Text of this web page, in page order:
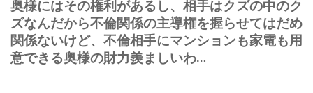
奥様にはその権利があるし、相手はクズの中のク
ズなんだから不倫関係の主導権を握らせてはだめ
関係ないけど、不倫相手にマンションも家電も用
意できる奥様の財力羨ましいわ…